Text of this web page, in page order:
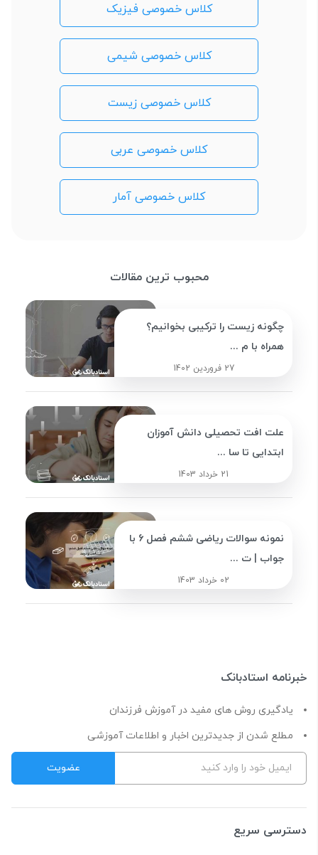
کلاس خصوصی فیزیک
کلاس خصوصی شیمی
کلاس خصوصی زیست
کلاس خصوصی عربی
کلاس خصوصی آمار
محبوب ترین مقالات
چگونه زیست را ترکیبی بخوانیم؟
همراه با م ...
27 فروردین 1402
علت افت تحصیلی دانش آموزان
ابتدایی تا سا ...
21 خرداد 1403
نمونه سوالات ریاضی ششم فصل 6 با
جواب | ت ...
02 خرداد 1403
خبرنامه استادبانک
یادگیری روش های مفید در آموزش فرزندان
مطلع شدن از جدیدترین اخبار و اطلاعات آموزشی
دسترسی سریع